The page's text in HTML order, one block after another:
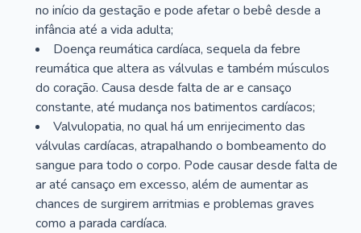
no início da gestação e pode afetar o bebê desde a
infância até a vida adulta;
Doença reumática cardíaca, sequela da febre
reumática que altera as válvulas e também músculos
do coração. Causa desde falta de ar e cansaço
constante, até mudança nos batimentos cardíacos;
Valvulopatia, no qual há um enrijecimento das
válvulas cardíacas, atrapalhando o bombeamento do
sangue para todo o corpo. Pode causar desde falta de
ar até cansaço em excesso, além de aumentar as
chances de surgirem arritmias e problemas graves
como a parada cardíaca.